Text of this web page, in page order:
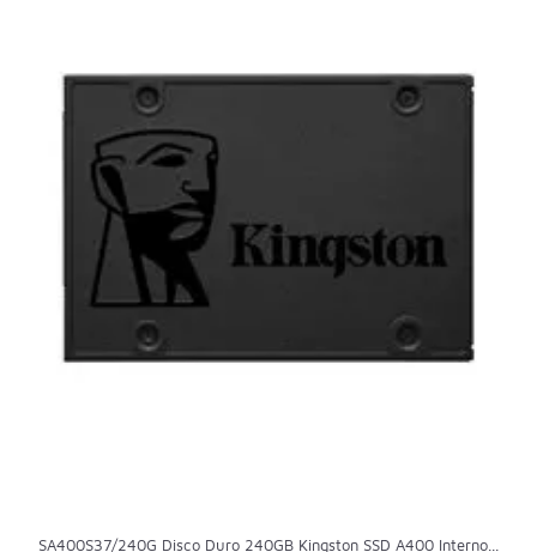
SA400S37/240G Disco Duro 240GB Kingston SSD A400 Interno...